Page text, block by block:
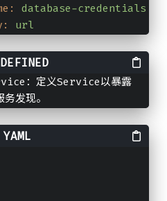
database-credentials
url
：定义Service以暴露
发现。